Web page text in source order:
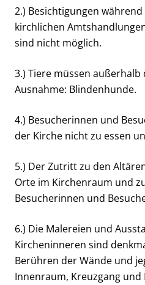
2.) Besichtigungen
kirchlichen
sind nicht möglich.
3.) Tiere müssen außerhalb
Ausnahme: Blindenhunde.
4.) Besucherinnen und
der Kirche nicht zu essen
5.) Der Zutritt zu den
Orte im Kirchenraum und
Besucherinnen und
6.) Die Malereien und
Kircheninneren sind
Berühren der Wände und
Innenraum, Kreuzgang